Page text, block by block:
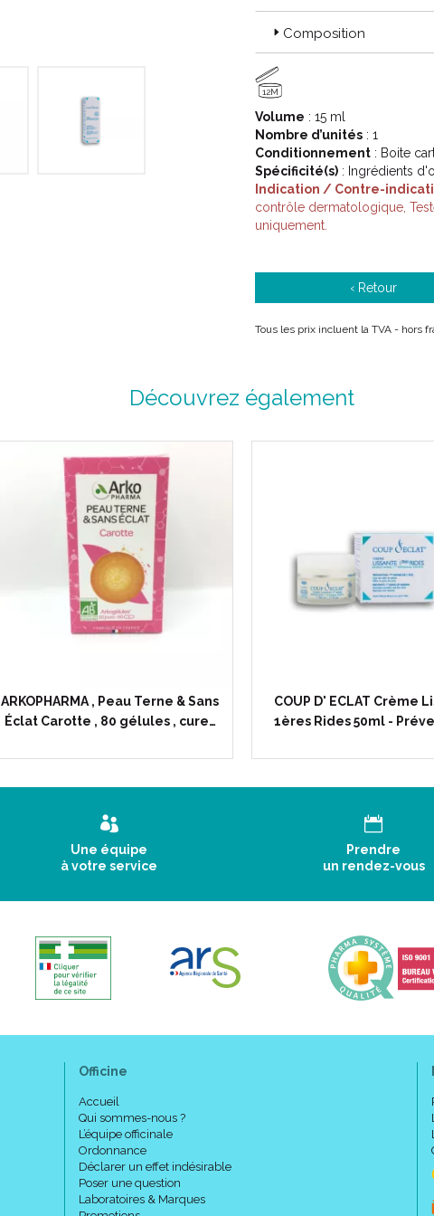
Code ACL : 6296334
Code EAN : 3323030000770
Composition
12M
Volume : 15 ml
Nombre d’unités : 1
Conditionnement : Boite
Spécificité(s) : Ingrédients
Indication / Contre-
contrôle dermatologique,
uniquement.
‹ Retour
Tous les prix incluent la TVA - hors
Découvrez également
ARKOPHARMA , Peau Terne & Sans
Éclat Carotte , 80 gélules , cure…
COUP D' ECLAT Crème
1ères Rides 50ml -
Une équipe
à votre service
Prendre
un rendez-vous
Officine
Accueil
Qui sommes-nous ?
L’équipe officinale
Ordonnance
Déclarer un effet indésirable
Poser une question
Laboratoires & Marques